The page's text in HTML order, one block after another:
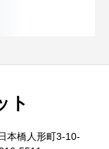
本橋人形町3-10-